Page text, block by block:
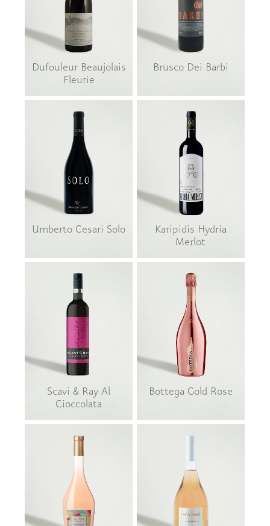
Dufouleur Beaujolais
Fleurie
Brusco Dei Barbi
Umberto Cesari Solo
Karipidis Hydria
Merlot
Scavi & Ray Al
Cioccolata
Bottega Gold Rose